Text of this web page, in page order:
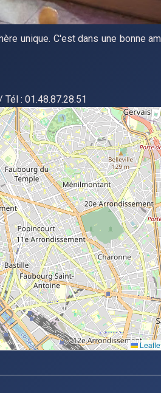
unique. C'est dans une bonne
: 01.48.87.28.51